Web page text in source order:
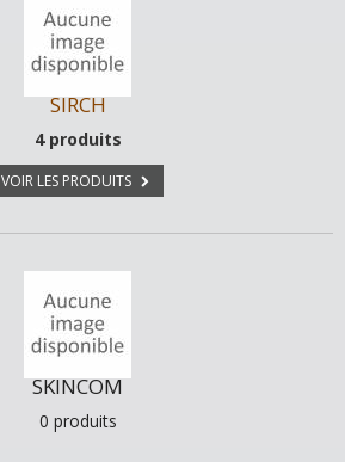
SIRCH
4 produits
VOIR LES PRODUITS
SKINCOM
0 produits